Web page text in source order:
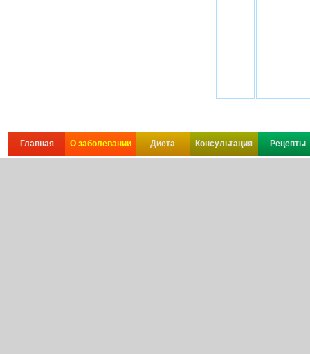
Главная О заболевании Диета Консультация Рецепты